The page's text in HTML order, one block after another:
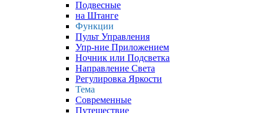
Подвесные
на Штанге
Функции
Пульт Управления
Упр-ние Приложением
Ночник или Подсветка
Направление Света
Регулировка Яркости
Тема
Современные
Путешествие